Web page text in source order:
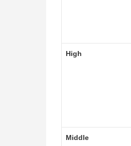
High
Middle